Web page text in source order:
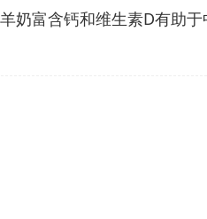
富含钙和维生素D有助于